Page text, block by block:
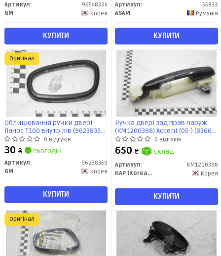
Артикул:
96548324
GM
Корея
КУПИТИ
Артикул:
55832
ASAM
Румунія
КУПИТИ
Облицювання ручки двері
Ланос Т100 внутр лів (96238359)
GM
0 відгуків
30 ₴ сьогодні
Артикул:
96238359
GM
Корея
КУПИТИ
Оригінал
Ручка двері зад прав наруж
(KM1200398) Accent (05-) (83660-
1E050) KAP
0 відгуків
650 ₴ склад
Артикул:
KM1200398
KAP (KoreaAutoParts)
Корея
КУПИТИ
Оригінал